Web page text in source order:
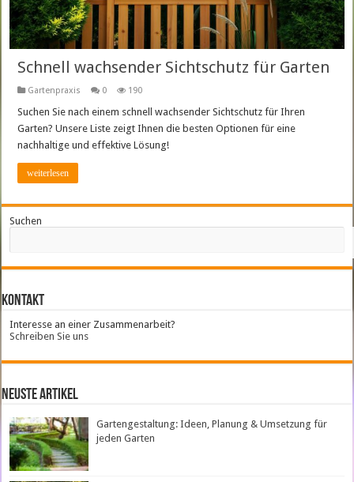
Schnell wachsender Sichtschutz für Garten
Gartenpraxis 0 190
Suchen Sie nach einem schnell wachsender Sichtschutz für Ihren
Garten? Unsere Liste zeigt Ihnen die besten Optionen für eine
nachhaltige und effektive Lösung!
weiterlesen
Suchen
Kontakt
Interesse an einer Zusammenarbeit?
Schreiben Sie uns
neuste Artikel
Gartengestaltung: Ideen, Planung & Umsetzung für
jeden Garten